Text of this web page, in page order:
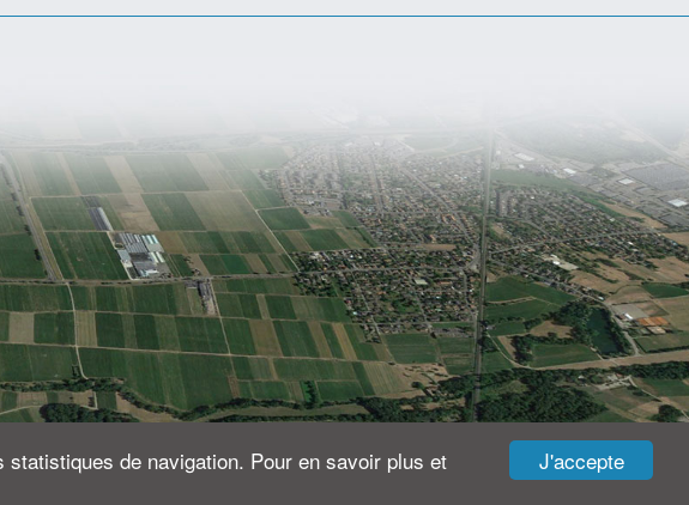
J'accepte
de navigation. Pour en savoir plus et
légales